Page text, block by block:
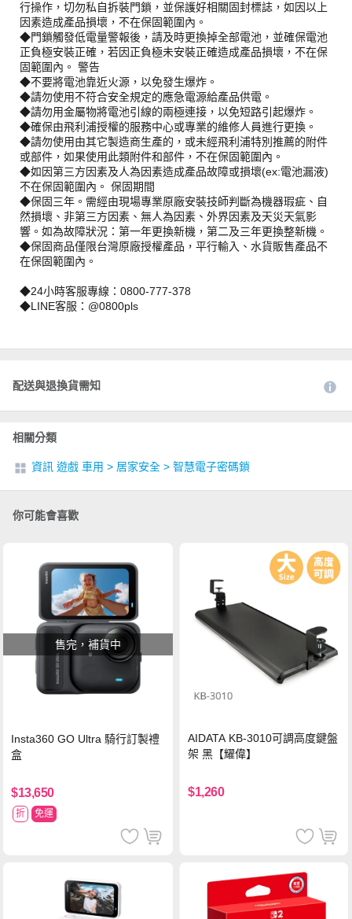
行操作，切勿私自拆裝門鎖，並保護好相關固封標誌，如因以上
因素造成產品損壞，不在保固範圍內。
◆門鎖觸發低電量警報後，請及時更換掉全部電池，並確保電池
正負極安裝正確，若因正負極未安裝正確造成產品損壞，不在保
固範圍內。 警告
◆不要將電池靠近火源，以免發生爆炸。
◆請勿使用不符合安全規定的應急電源給產品供電。
◆請勿用金屬物將電池引線的兩極連接，以免短路引起爆炸。
◆確保由飛利浦授權的服務中心或專業的維修人員進行更換。
◆請勿使用由其它製造商生產的，或未經飛利浦特別推薦的附件
或部件，如果使用此類附件和部件，不在保固範圍內。
◆如因第三方因素及人為因素造成產品故障或損壞(ex:電池漏液)
不在保固範圍內。 保固期間
◆保固三年。需經由現場專業原廠安裝技師判斷為機器瑕疵、自
然損壞、非第三方因素、無人為因素、外界因素及天災天氣影
響。如為故障狀況：第一年更換新機，第二及三年更換整新機。
◆保固商品僅限台灣原廠授權產品，平行輸入、水貨販售產品不
在保固範圍內。
◆24小時客服專線：0800-777-378
◆LINE客服：@0800pls
配送與退換貨需知
相關分類
資訊 遊戲 車用 > 居家安全 > 智慧電子密碼鎖
你可能會喜歡
售完，補貨中
Insta360 GO Ultra 騎行訂製禮
盒
$13,650
折 免運
AIDATA KB-3010可調高度鍵盤
架 黑【耀偉】
$1,260